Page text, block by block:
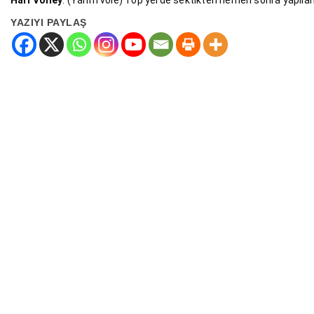
YAZIYI PAYLAŞ